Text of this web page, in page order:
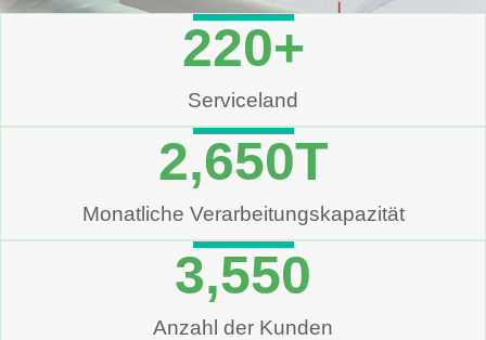
Serviceland
220+
Monatliche Verarbeitungskapazität
2,650T
Anzahl der Kunden
3,550